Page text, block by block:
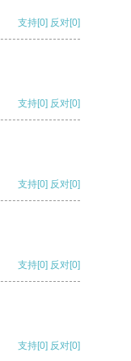
支持[0] 反对[0]
支持[0] 反对[0]
支持[0] 反对[0]
支持[0] 反对[0]
支持[0] 反对[0]